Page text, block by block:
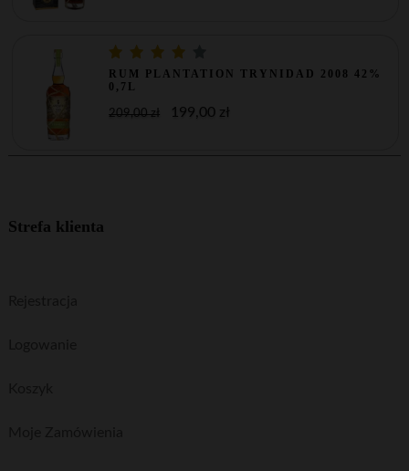
RUM PLANTATION TRYNIDAD 2008 42%
0,7L
209,00 zł 199,00 zł
Strefa klienta